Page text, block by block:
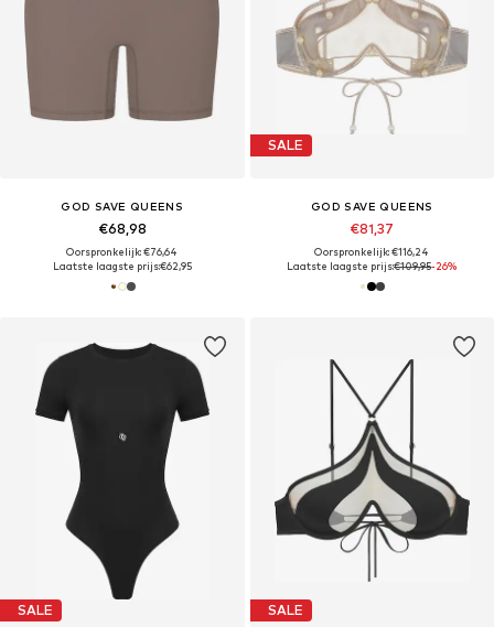
GOD SAVE QUEENS
€68,98
Oorspronkelijk: €76,64
Laatste laagste prijs:€62,95
SALE
GOD SAVE QUEENS
€81,37
Oorspronkelijk: €116,24
Laatste laagste prijs:€109,95-26%
SALE SALE